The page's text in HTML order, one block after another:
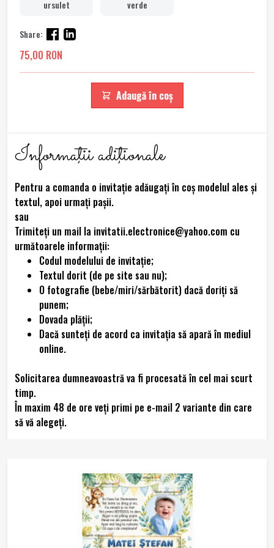
ursulet verde
Share:
75,00 RON
Adaugă în coș
Informaţii adiţionale
Pentru a comanda o invitație adăugați în coș modelul ales și
textul, apoi urmați pașii.
sau
Trimiteţi un mail la invitatii.electronice@yahoo.com cu
următoarele informaţii:
Codul modelului de invitaţie;
Textul dorit (de pe site sau nu);
O fotografie (bebe/miri/sărbătorit) dacă doriți să
punem;
Dovada plăţii;
Dacă sunteţi de acord ca invitaţia să apară în mediul
online.
Solicitarea dumneavoastră va fi procesată în cel mai scurt
timp.
În maxim 48 de ore veţi primi pe e-mail 2 variante din care
să vă alegeţi.